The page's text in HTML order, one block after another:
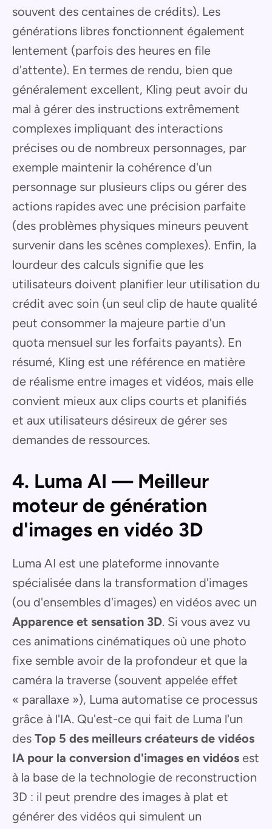
souvent des centaines de crédits). Les
générations libres fonctionnent également
lentement (parfois des heures en file
d'attente). En termes de rendu, bien que
généralement excellent, Kling peut avoir du
mal à gérer des instructions extrêmement
complexes impliquant des interactions
précises ou de nombreux personnages, par
exemple maintenir la cohérence d'un
personnage sur plusieurs clips ou gérer des
actions rapides avec une précision parfaite
(des problèmes physiques mineurs peuvent
survenir dans les scènes complexes). Enfin, la
lourdeur des calculs signifie que les
utilisateurs doivent planifier leur utilisation du
crédit avec soin (un seul clip de haute qualité
peut consommer la majeure partie d'un
quota mensuel sur les forfaits payants). En
résumé, Kling est une référence en matière
de réalisme entre images et vidéos, mais elle
convient mieux aux clips courts et planifiés
et aux utilisateurs désireux de gérer ses
demandes de ressources.
4. Luma AI — Meilleur
moteur de génération
d'images en vidéo 3D
Luma AI est une plateforme innovante
spécialisée dans la transformation d'images
(ou d'ensembles d'images) en vidéos avec un
Apparence et sensation 3D. Si vous avez vu
ces animations cinématiques où une photo
fixe semble avoir de la profondeur et que la
caméra la traverse (souvent appelée effet
« parallaxe »), Luma automatise ce processus
grâce à l'IA. Qu'est-ce qui fait de Luma l'un
des Top 5 des meilleurs créateurs de vidéos
IA pour la conversion d'images en vidéos est
à la base de la technologie de reconstruction
3D : il peut prendre des images à plat et
générer des vidéos qui simulent un